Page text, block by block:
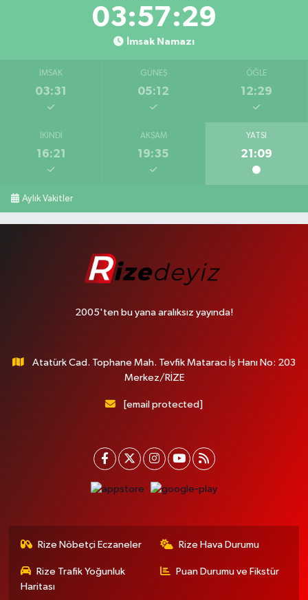
03:57:28
İmsak Namazı
İMSAK
03:31
GÜNEŞ
05:12
ÖĞLE
12:29
İKINDI
16:21
AKŞAM
19:35
YATSI
21:09
Aylık Vakitler
2005'ten bu yana aralıksız yayında!
Atatürk Cad. Tophane Mah. Tevfik Mataracı İş Hanı No: 203
Merkez/RİZE
[email protected]
Rize Nöbetçi Eczaneler Rize Hava Durumu
Rize Trafik Yoğunluk
Haritası
Puan Durumu ve Fikstür